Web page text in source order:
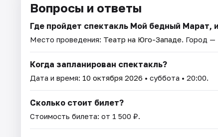
Вопросы и ответы
Где пройдет спектакль Мой бедный Марат,
Место проведения: Театр на Юго-Западе. Город —
Когда запланирован спектакль?
Дата и время: 10 октября 2026 • суббота • 20:00.
Сколько стоит билет?
Стоимость билета: от 1 500 ₽.